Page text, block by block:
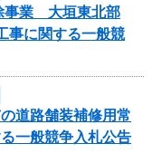
事業 大垣東北部
事に関する一般競
道路舗装補修用常
一般競争入札公告